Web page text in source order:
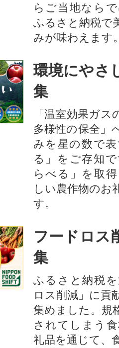
らご当地なら
ふるさと納税で
みが味わえます
環境にやさ
集
「温室効果ガ
多様性の保全」
みを星の数で
る」をご存知
らべる」を取
しい農作物のお
す。​
フードロス
集
ふるさと納税
ロス削減」に貢
集めました。規
されてしまう
礼品を通じて、